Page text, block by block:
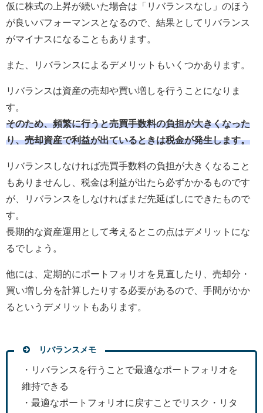
仮に株式の上昇が続いた場合は「リバランスなし」のほう
が良いパフォーマンスとなるので、結果としてリバランス
がマイナスになることもあります。
また、リバランスによるデメリットもいくつかあります。
リバランスは資産の売却や買い増しを行うことになりま
す。
そのため、頻繁に行うと売買手数料の負担が大きくなった
り、売却資産で利益が出ているときは税金が発生します。
リバランスしなければ売買手数料の負担が大きくなること
もありませんし、税金は利益が出たら必ずかかるものです
が、リバランスをしなければまだ先延ばしにできたもので
す。
長期的な資産運用として考えるとこの点はデメリットにな
るでしょう。
他には、定期的にポートフォリオを見直したり、売却分・
買い増し分を計算したりする必要があるので、手間がかか
るというデメリットもあります。
リバランスメモ
・リバランスを行うことで最適なポートフォリオを
維持できる
・最適なポートフォリオに戻すことでリスク・リタ